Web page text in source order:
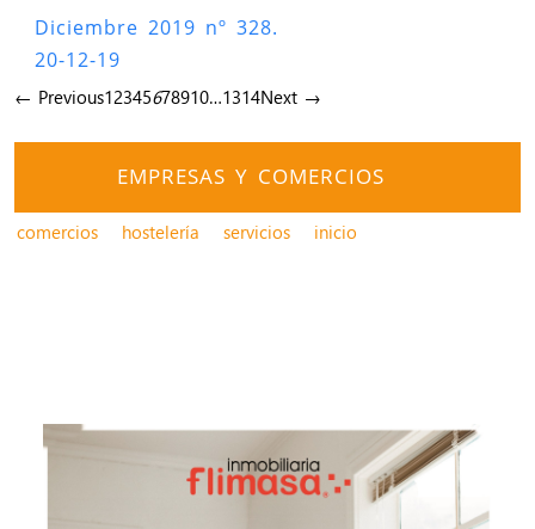
Diciembre 2019 nº 328.
20-12-19
← Previous12345678910…1314Next →
EMPRESAS Y COMERCIOS
comercios hostelería servicios inicio